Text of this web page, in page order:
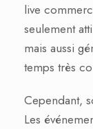
live
seulement
mais aussi
temps très
Cependant,
Les